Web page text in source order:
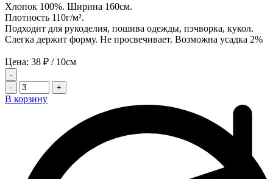
Хлопок 100%. Ширина 160см.
Плотность 110г/м².
Подходит для рукоделия, пошива одежды, пэчворка, кукол.
Слегка держит форму. Не просвечивает. Возможна усадка 2%
Цена: 38 ₽ / 10см
-
-
+
В корзину